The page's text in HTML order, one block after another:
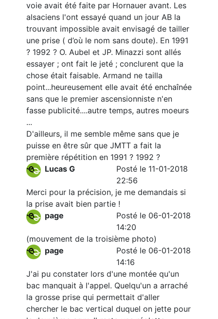
voie avait été faite par Hornauer avant. Les
alsaciens l'ont essayé quand un jour AB la
trouvant impossible avait envisagé de tailler
une prise ( d’où le nom sans doute). En 1991
? 1992 ? O. Aubel et JP. Minazzi sont allés
essayer ; ont fait le jeté ; conclurent que la
chose était faisable. Armand ne tailla
point...heureusement elle avait été enchaînée
sans que le premier ascensionniste n'en
fasse publicité....autre temps, autres moeurs
...
D'ailleurs, il me semble même sans que je
puisse en être sûr que JMTT a fait la
première répétition en 1991 ? 1992 ?
Lucas G
Posté le 11-01-2018
22:56
Merci pour la précision, je me demandais si
la prise avait bien partie !
page
Posté le 06-01-2018
14:20
(mouvement de la troisième photo)
page
Posté le 06-01-2018
14:16
J'ai pu constater lors d'une montée qu'un
bac manquait à l'appel. Quelqu'un a arraché
la grosse prise qui permettait d'aller
chercher le bac vertical duquel on jette pour